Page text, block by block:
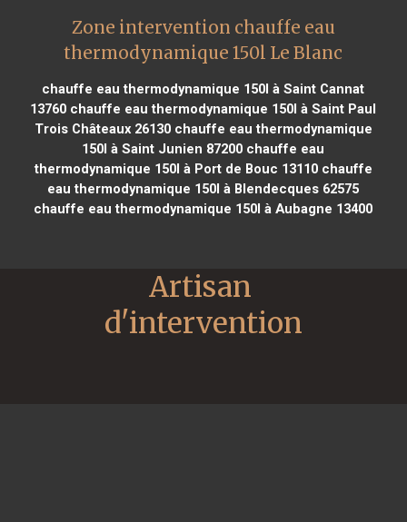
Zone intervention chauffe eau
thermodynamique 150l Le Blanc
chauffe eau thermodynamique 150l à Saint Cannat
13760 chauffe eau thermodynamique 150l à Saint Paul
Trois Châteaux 26130chauffe eau thermodynamique
150l à Saint Junien 87200 chauffe eau
thermodynamique 150l à Port de Bouc 13110chauffe
eau thermodynamique 150l à Blendecques 62575
chauffe eau thermodynamique 150l à Aubagne 13400
Artisan
d'intervention